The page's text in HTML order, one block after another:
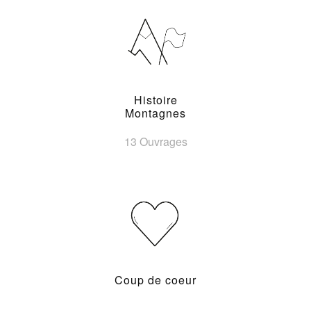
Histoire
Montagnes
13 Ouvrages
Coup de coeur